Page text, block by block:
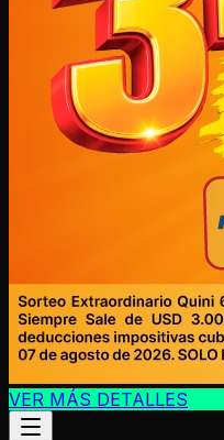
VER MÁS DETALLES